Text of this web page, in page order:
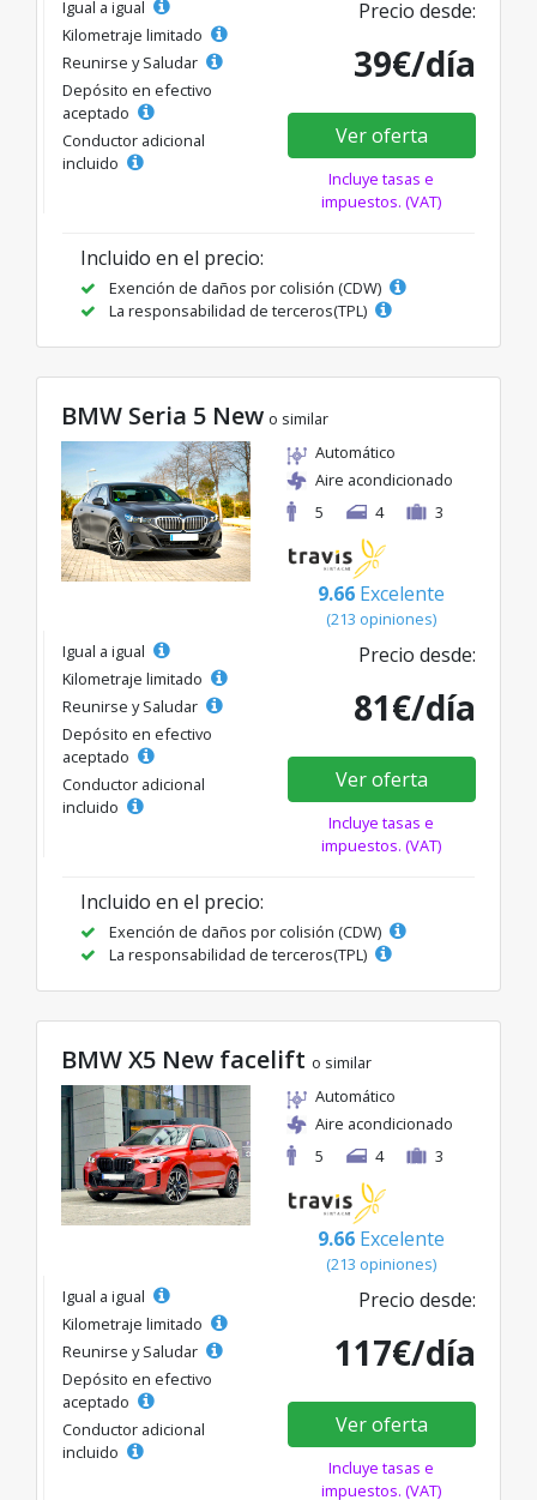
Igual a igual
Kilometraje limitado
Reunirse y Saludar
Depósito en efectivo
aceptado
Conductor adicional
incluido
Precio desde:
39€/día
Ver oferta
Incluye tasas e
impuestos. (VAT)
Incluido en el precio:
Exención de daños por colisión (CDW)
La responsabilidad de terceros(TPL)
BMW Seria 5 New o similar
Automático
Aire acondicionado
5
4 3
9.66 Excelente
(213 opiniones)
Igual a igual
Kilometraje limitado
Reunirse y Saludar
Depósito en efectivo
aceptado
Conductor adicional
incluido
Precio desde:
81€/día
Ver oferta
Incluye tasas e
impuestos. (VAT)
Incluido en el precio:
Exención de daños por colisión (CDW)
La responsabilidad de terceros(TPL)
BMW X5 New facelift o similar
Automático
Aire acondicionado
5
4 3
9.66 Excelente
(213 opiniones)
Igual a igual
Kilometraje limitado
Reunirse y Saludar
Depósito en efectivo
aceptado
Conductor adicional
incluido
Precio desde:
117€/día
Ver oferta
Incluye tasas e
impuestos. (VAT)